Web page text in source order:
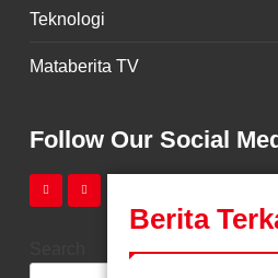
Berita
Teknologi
Mataberita TV
Follow Our Social